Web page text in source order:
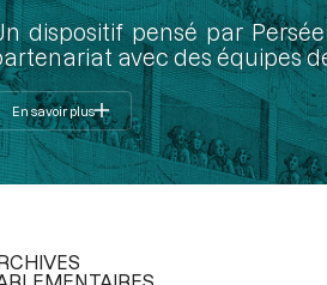
dispositif pensé par
avec des équipes
En savoir plus